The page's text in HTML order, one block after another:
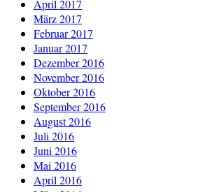
April 2017
März 2017
Februar 2017
Januar 2017
Dezember 2016
November 2016
Oktober 2016
September 2016
August 2016
Juli 2016
Juni 2016
Mai 2016
April 2016